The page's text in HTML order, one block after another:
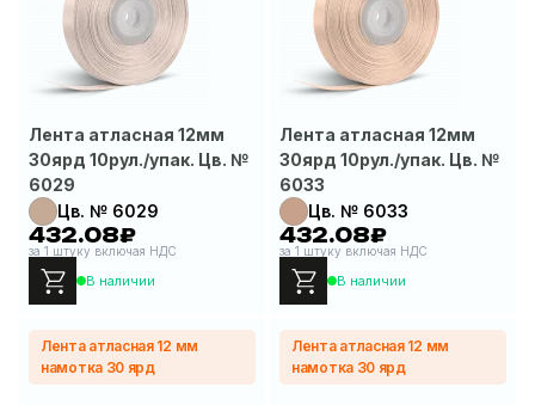
Лента атласная 12мм
30ярд 10рул./упак. Цв. №
6029
Цв. № 6029
432.08₽
за 1 штуку включая НДС
В наличии
Лента атласная 12мм
30ярд 10рул./упак. Цв. №
6033
Цв. № 6033
432.08₽
за 1 штуку включая НДС
В наличии
Лента атласная 12 мм
намотка 30 ярд
Лента атласная 12 мм
намотка 30 ярд